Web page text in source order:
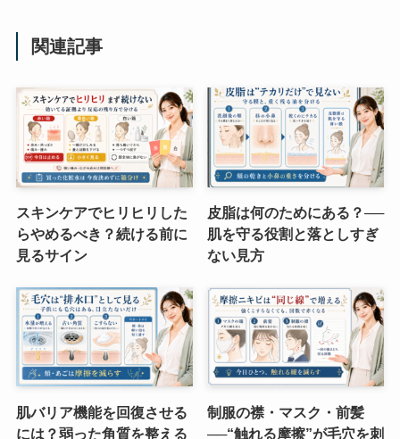
関連記事
スキンケアでヒリヒリした
らやめるべき？続ける前に
見るサイン
皮脂は何のためにある？──
肌を守る役割と落としすぎ
ない見方
肌バリア機能を回復させる
には？弱った角質を整える
制服の襟・マスク・前髪
──“触れる摩擦”が毛穴を刺